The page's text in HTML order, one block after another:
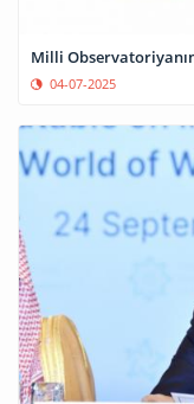
Milli
04-07-2025